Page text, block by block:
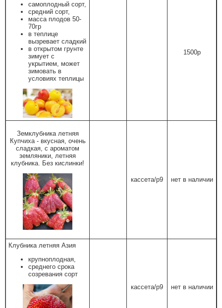
самоплодный сорт,
средний сорт,
масса плодов 50-
70гр
в теплице
вызревает сладкий
в открытом грунте
зимует с
укрытием, может
зимовать в
условиях теплицы
1500р
Земклубника летняя
Купчиха - вкусная, очень
сладкая, с ароматом
земляники, летняя
клубника. Без кислинки!
кассета/р9 нет в наличии
Клубника летняя Азия
крупноплодная,
среднего срока
созревания сорт
кассета/р9
нет в наличии